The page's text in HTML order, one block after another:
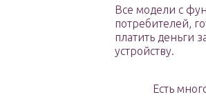
Все модели с
потребителей,
платить деньги
устройству.
Есть